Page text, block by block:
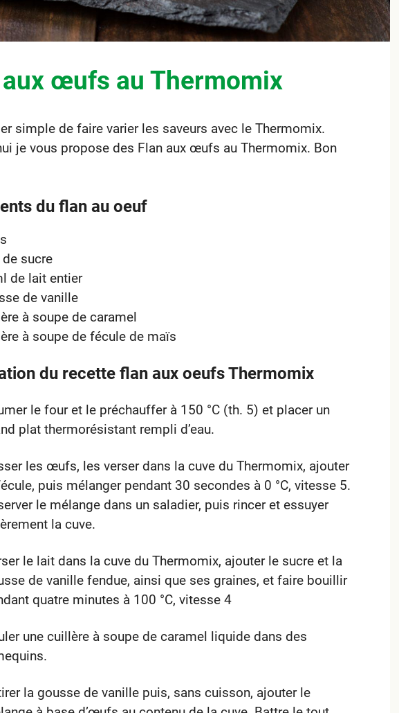
œufs au Thermomix
simple de faire varier les saveurs avec le Thermomix.
je vous propose des Flan aux œufs au Thermomix. Bon
du flan au oeuf
sucre
de lait entier
de vanille
à soupe de caramel
à soupe de fécule de maïs
du recette flan aux oeufs Thermomix
le four et le préchauffer à 150 °C (th. 5) et placer un
plat thermorésistant rempli d’eau.
les œufs, les verser dans la cuve du Thermomix, ajouter
puis mélanger pendant 30 secondes à 0 °C, vitesse 5.
le mélange dans un saladier, puis rincer et essuyer
la cuve.
le lait dans la cuve du Thermomix, ajouter le sucre et la
de vanille fendue, ainsi que ses graines, et faire bouillir
quatre minutes à 100 °C, vitesse 4
une cuillère à soupe de caramel liquide dans des
la gousse de vanille puis, sans cuisson, ajouter le